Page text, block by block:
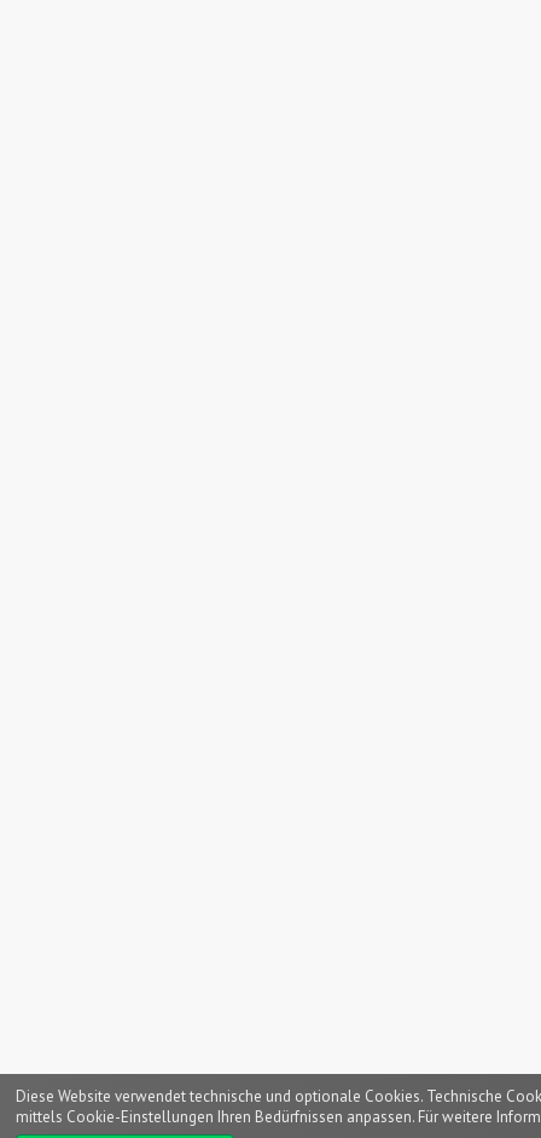
Diese Website verwendet technische und optionale Cookies. Technische
mittels Cookie-Einstellungen Ihren Bedürfnissen anpassen. Für weitere